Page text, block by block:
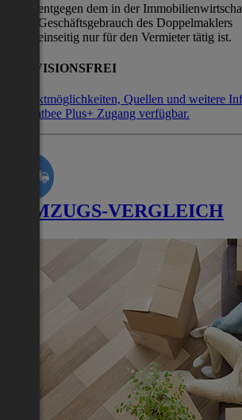
entgegen dem in der
Geschäftsgebrauch des Doppelmaklers
einseitig nur für den Vermieter tätig ist.
PROVISIONSFREI
Kontaktmöglichkeiten, Quellen und weitere
mit Flatbee Plus+ Zugang verfügbar.
UMZUGS-VERGLEICH